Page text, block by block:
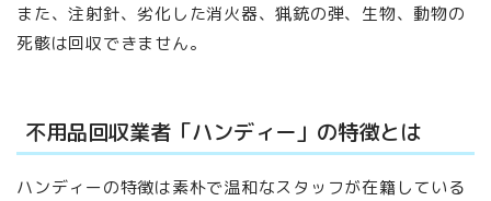
また、注射針、劣化した消火器、猟銃の弾、生物、動物の
死骸は回収できません。
不用品回収業者「ハンディー」の特徴とは
ハンディーの特徴は素朴で温和なスタッフが在籍している